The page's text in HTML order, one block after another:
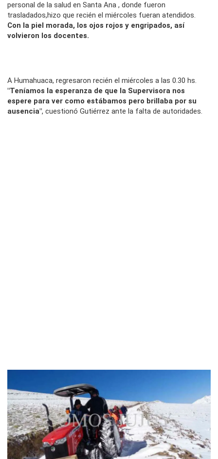
personal de la salud en Santa Ana , donde fueron
trasladados,hizo que recién el miércoles fueran atendidos.
Con la piel morada, los ojos rojos y engripados, así
volvieron los docentes.
A Humahuaca, regresaron recién el miércoles a las 0.30 hs.
"Teníamos la esperanza de que la Supervisora nos
espere para ver como estábamos pero brillaba por su
ausencia", cuestionó Gutiérrez ante la falta de autoridades.